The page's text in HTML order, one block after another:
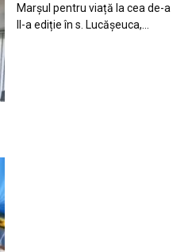
Marșul pentru viață la cea de-a
II-a ediție în s. Lucășeuca,...